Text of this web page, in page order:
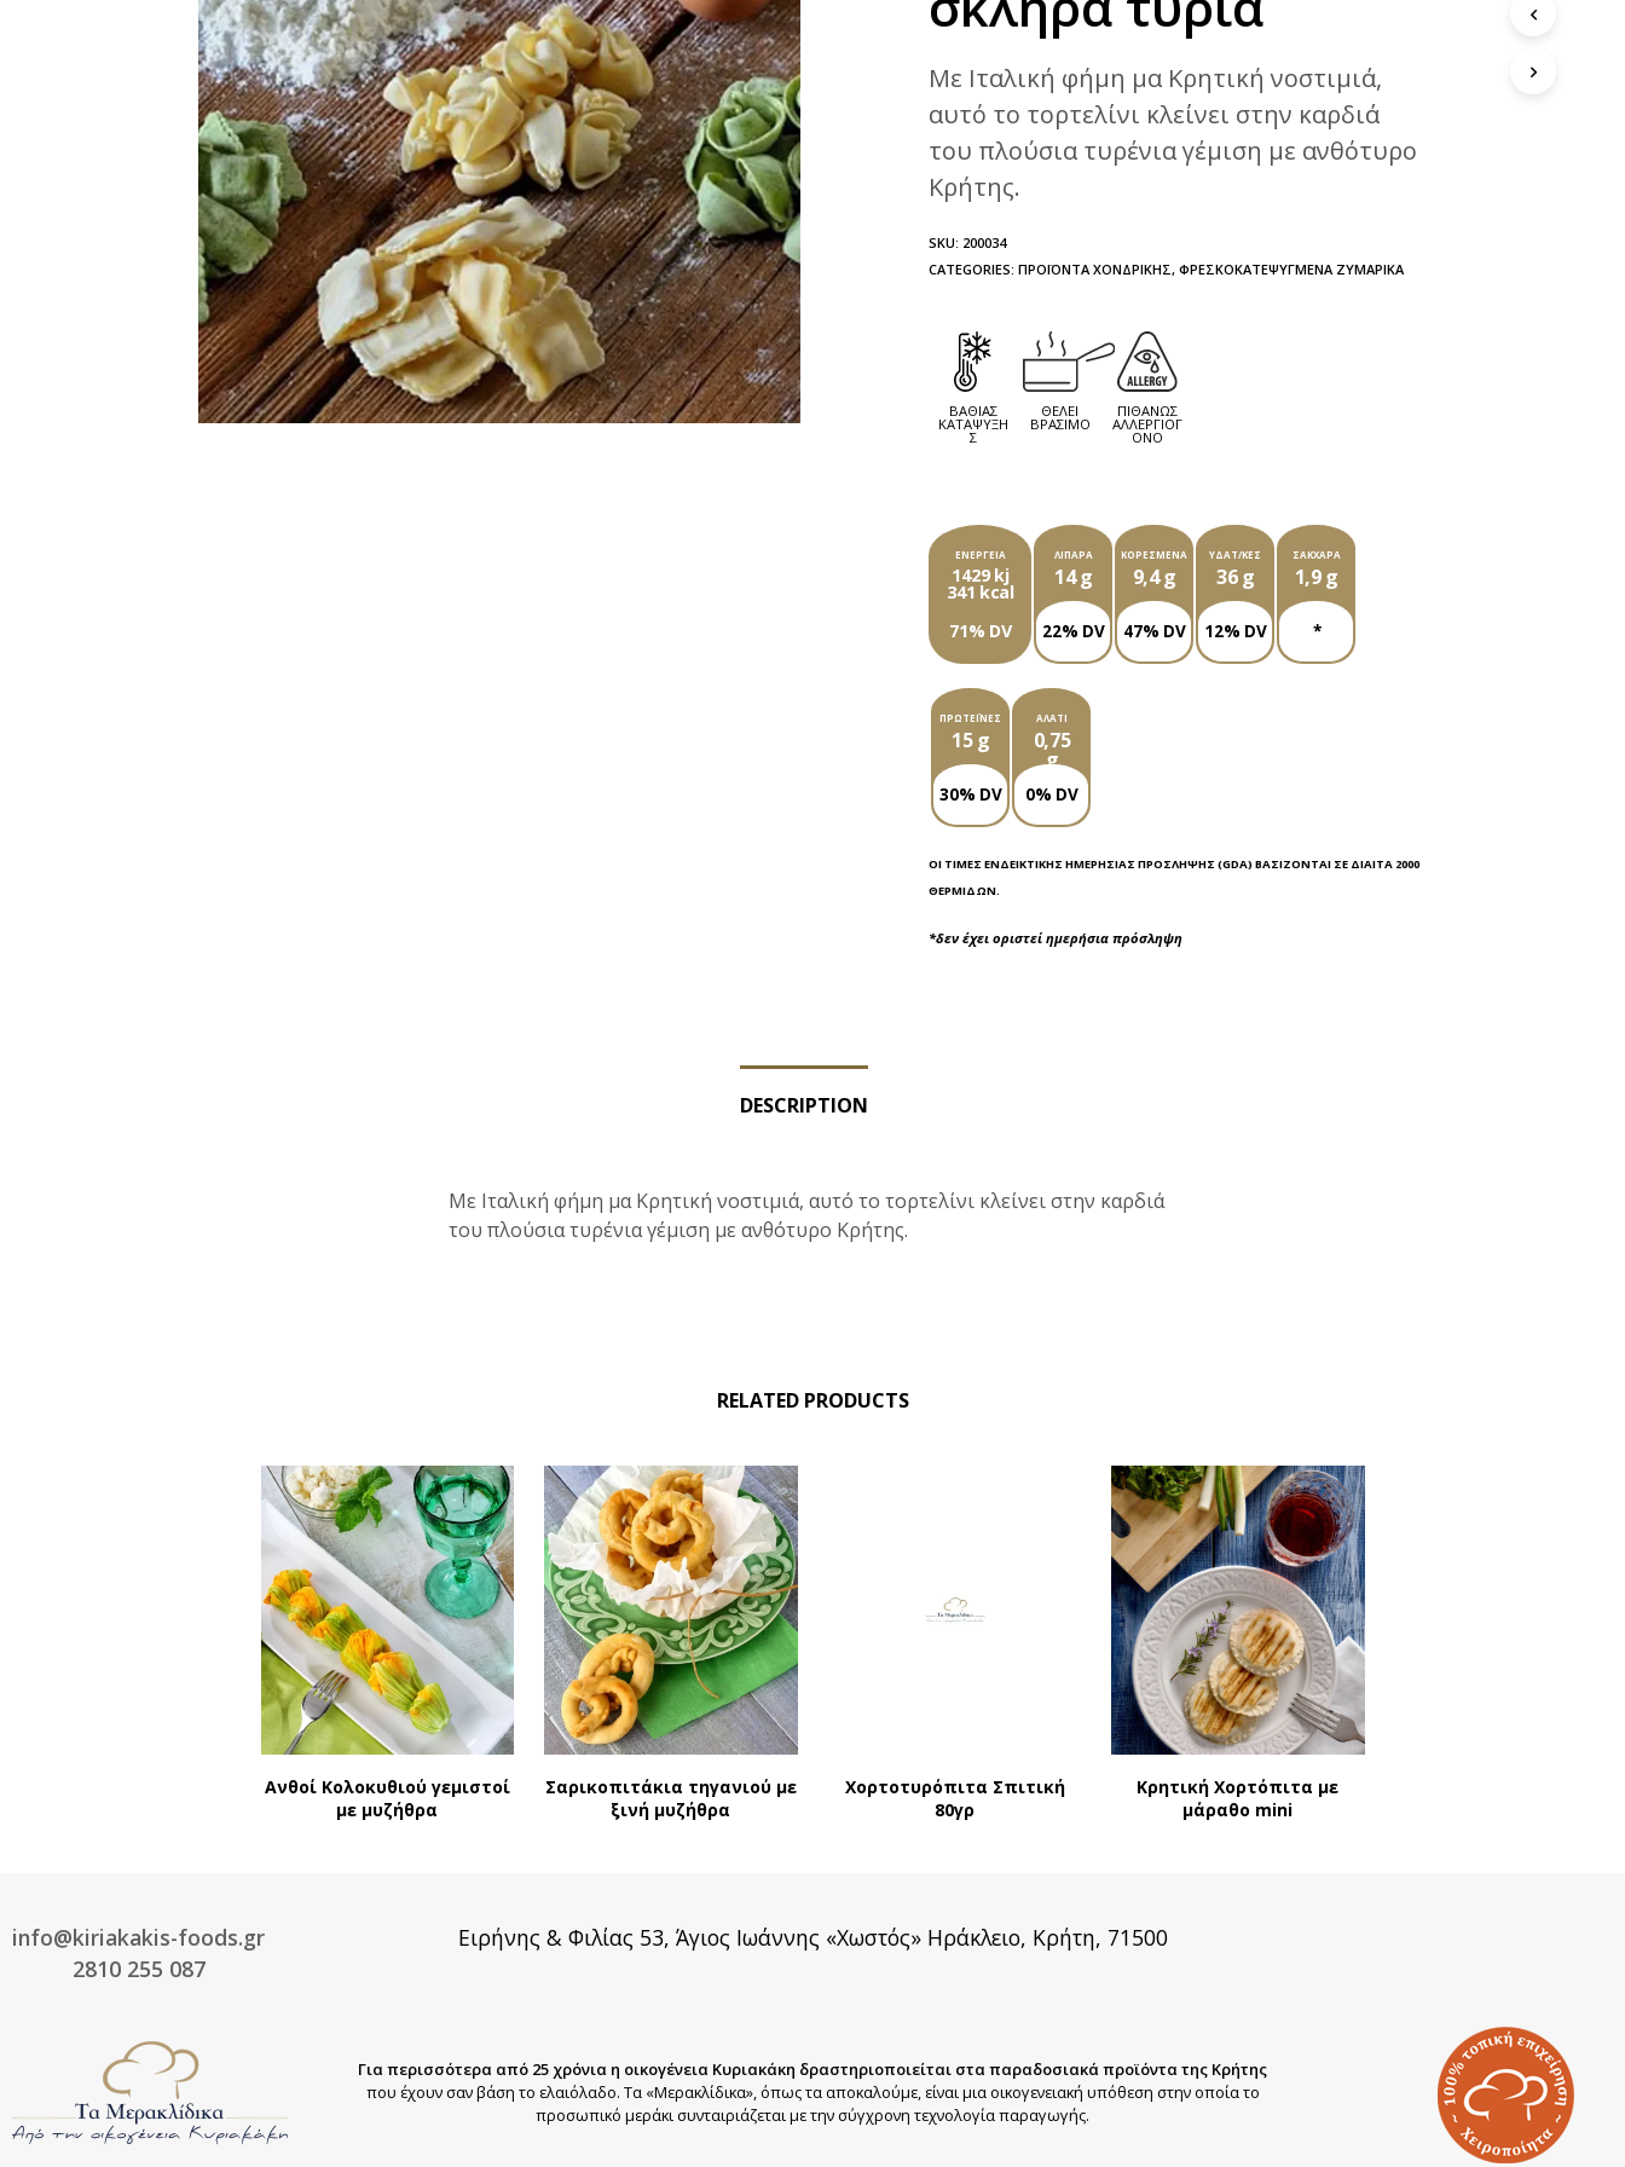
Με Ιταλική φήμη μα Κρητική νοστιμιά,
αυτό το τορτελίνι κλείνει στην καρδιά
του πλούσια τυρένια γέμιση με ανθότυρο
Κρήτης.
SKU: 200034
CATEGORIES:ΠΡΟΪΌΝΤΑ ΧΟΝΔΡΙΚΉΣ,ΦΡΕΣΚΟΚΑΤΕΨΥΓΜΈΝΑ ΖΥΜΑΡΙΚΆ
ΒΑΘΙΆΣ
ΚΑΤΆΨΥΞΗ
Σ
ΘΈΛΕΙ
ΒΡΆΣΙΜΟ
ΠΙΘΑΝΏΣ
ΑΛΛΕΡΓΙΟΓ
ΌΝΟ
ΕΝΈΡΓΕΙΑ
1429 kj
341 kcal
71% DV
ΛΙΠΑΡΆ
14 g
22% DV
ΚΟΡΕΣΜΈΝΑ
9,4 g
47% DV
ΥΔΑΤ/ΚΕΣ
36 g
12% DV
ΣΆΚΧΑΡΑ
1,9 g
*
ΠΡΩΤΕΪ́ΝΕΣ
15 g
30% DV
ΑΛΆΤΙ
0,75
g
0% DV
ΟΙ ΤΙΜΈΣ ΕΝΔΕΙΚΤΙΚΉΣ ΗΜΕΡΉΣΙΑΣ ΠΡΌΣΛΗΨΗΣ (GDA) ΒΑΣΊΖΟΝΤΑΙ ΣΕ ΔΊΑΙΤΑ 2000
ΘΕΡΜΊΔΩΝ.
*δεν έχει οριστεί ημερήσια πρόσληψη
DESCRIPTION
Με Ιταλική φήμη μα Κρητική νοστιμιά, αυτό το τορτελίνι κλείνει στην καρδιά
του πλούσια τυρένια γέμιση με ανθότυρο Κρήτης.
RELATED PRODUCTS
Ανθοί Κολοκυθιού γεμιστοί
με μυζήθρα
Σαρικοπιτάκια τηγανιού με
ξινή μυζήθρα
Χορτοτυρόπιτα Σπιτική
80γρ
Κρητική Χορτόπιτα με
μάραθο mini
info@kiriakakis-foods.gr
2810 255 087
Ειρήνης & Φιλίας 53, Άγιος Ιωάννης «Χωστός» Ηράκλειο, Κρήτη, 71500
Για περισσότερα από 25 χρόνια η οικογένεια Κυριακάκη δραστηριοποιείται στα παραδοσιακά προϊόντα της Κρήτης
που έχουν σαν βάση το ελαιόλαδο. Τα «Μερακλίδικα», όπως τα αποκαλούμε, είναι μια οικογενειακή υπόθεση στην οποία το
προσωπικό μεράκι συνταιριάζεται με την σύγχρονη τεχνολογία παραγωγής.